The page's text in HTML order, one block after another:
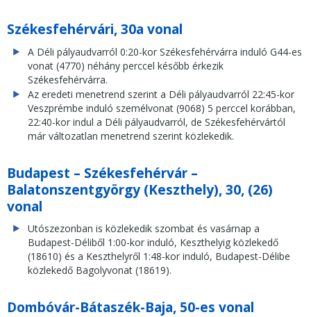
Székesfehérvári, 30a vonal
A Déli pályaudvarról 0:20-kor Székesfehérvárra induló G44-es
vonat (4770) néhány perccel később érkezik
Székesfehérvárra.
Az eredeti menetrend szerint a Déli pályaudvarról 22:45-kor
Veszprémbe induló személvonat (9068) 5 perccel korábban,
22:40-kor indul a Déli pályaudvarról, de Székesfehérvártól
már változatlan menetrend szerint közlekedik.
Budapest – Székesfehérvár –
Balatonszentgyörgy (Keszthely), 30, (26)
vonal
Utószezonban is közlekedik szombat és vasárnap a
Budapest-Déliből 1:00-kor induló, Keszthelyig közlekedő
(18610) és a Keszthelyről 1:48-kor induló, Budapest-Délibe
közlekedő Bagolyvonat (18619).
Dombóvár-Bátaszék-Baja, 50-es vonal